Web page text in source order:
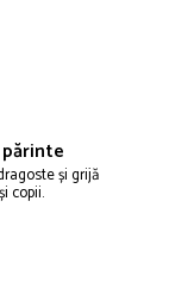
și grijă
copii.